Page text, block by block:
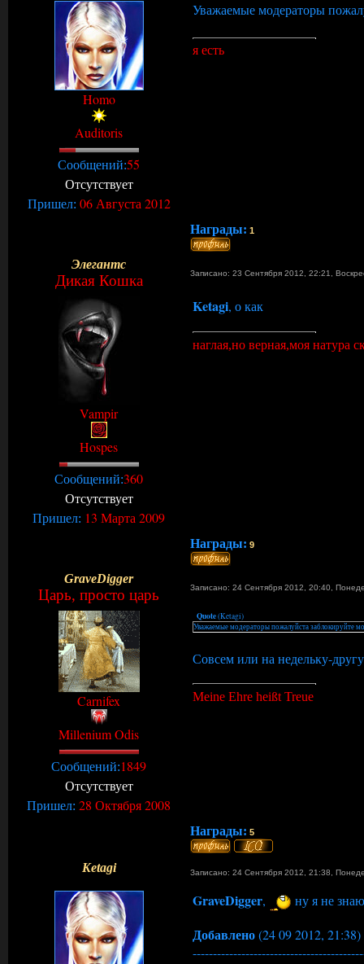
Homo
Auditoris
Сообщений:55
Отсутствует
Пришел: 06 Августа 2012
Уважаемые модераторы
я есть
Награды: 1
Элегантс
Дикая Кошка Записано: 23 Сентября 2012, 22:21,
Vampir
Hospes
Сообщений:360
Отсутствует
Пришел: 13 Марта 2009
Ketagi, о как
наглая,но верная,моя натура
Награды: 9
GraveDigger
Царь, просто царь Записано: 24 Сентября 2012, 20:40,
Carnifex
Millenium Odis
Сообщений:1849
Отсутствует
Пришел: 28 Октября 2008
Quote(Ketagi)
Уважаемые модераторы пожалуйста заблокируйте
Совсем или на недельку-
Meine Ehre heißt Treue
Награды: 5
Ketagi Записано: 24 Сентября 2012, 21:38,
GraveDigger, ну я не
Добавлено(24 09 2012, 21:38)